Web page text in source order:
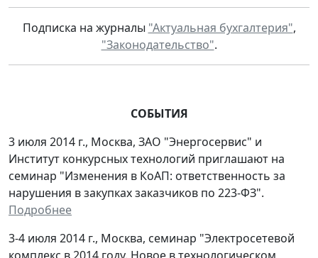
Подписка на журналы "Актуальная бухгалтерия",
"Законодательство".
СОБЫТИЯ
3 июля 2014 г., Москва, ЗАО "Энергосервис" и
Институт конкурсных технологий приглашают на
семинар "Изменения в КоАП: ответственность за
нарушения в закупках заказчиков по 223-ФЗ".
Подробнее
3-4 июля 2014 г., Москва, семинар "Электросетевой